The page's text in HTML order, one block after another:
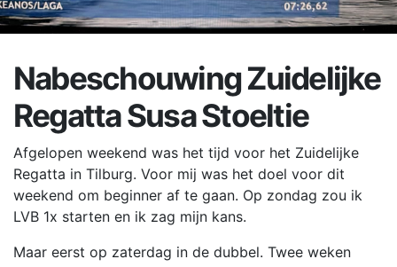
Nabeschouwing Zuidelijke
Regatta Susa Stoeltie
Afgelopen weekend was het tijd voor het Zuidelijke
Regatta in Tilburg. Voor mij was het doel voor dit
weekend om beginner af te gaan. Op zondag zou ik
LVB 1x starten en ik zag mijn kans.
Maar eerst op zaterdag in de dubbel. Twee weken